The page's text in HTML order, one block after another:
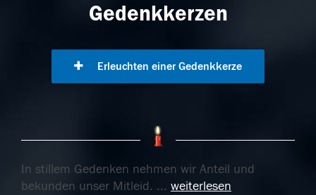
Gedenkkerzen
Erleuchten einer Gedenkkerze
In stillem Gedenken nehmen wir Anteil und
bekunden unser Mitleid. ... weiterlesen